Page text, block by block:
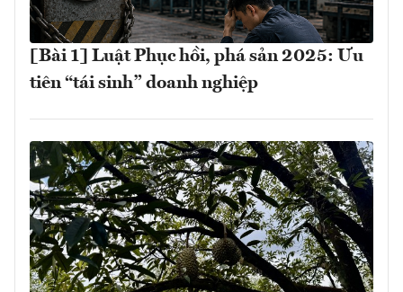
[Bài 1] Luật Phục hồi, phá sản 2025: Ưu
tiên “tái sinh” doanh nghiệp